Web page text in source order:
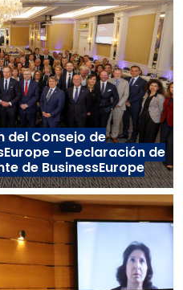
del Consejo de
– Declaración de
de BusinessEurope